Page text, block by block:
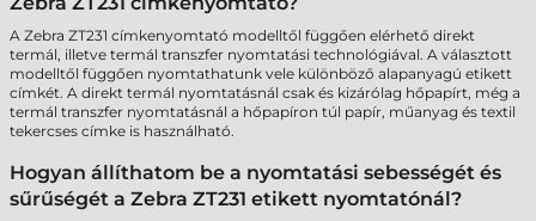
A Zebra ZT231 címkenyomtató modelltől függően elérhető direkt
termál, illetve termál transzfer nyomtatási technológiával. A választott
modelltől függően nyomtathatunk vele különböző alapanyagú etikett
címkét. A direkt termál nyomtatásnál csak és kizárólag hőpapírt, még a
termál transzfer nyomtatásnál a hőpapíron túl papír, műanyag és textil
tekercses címke is használható.
Hogyan állíthatom be a nyomtatási sebességét és
sűrűségét a Zebra ZT231 etikett nyomtatónál?